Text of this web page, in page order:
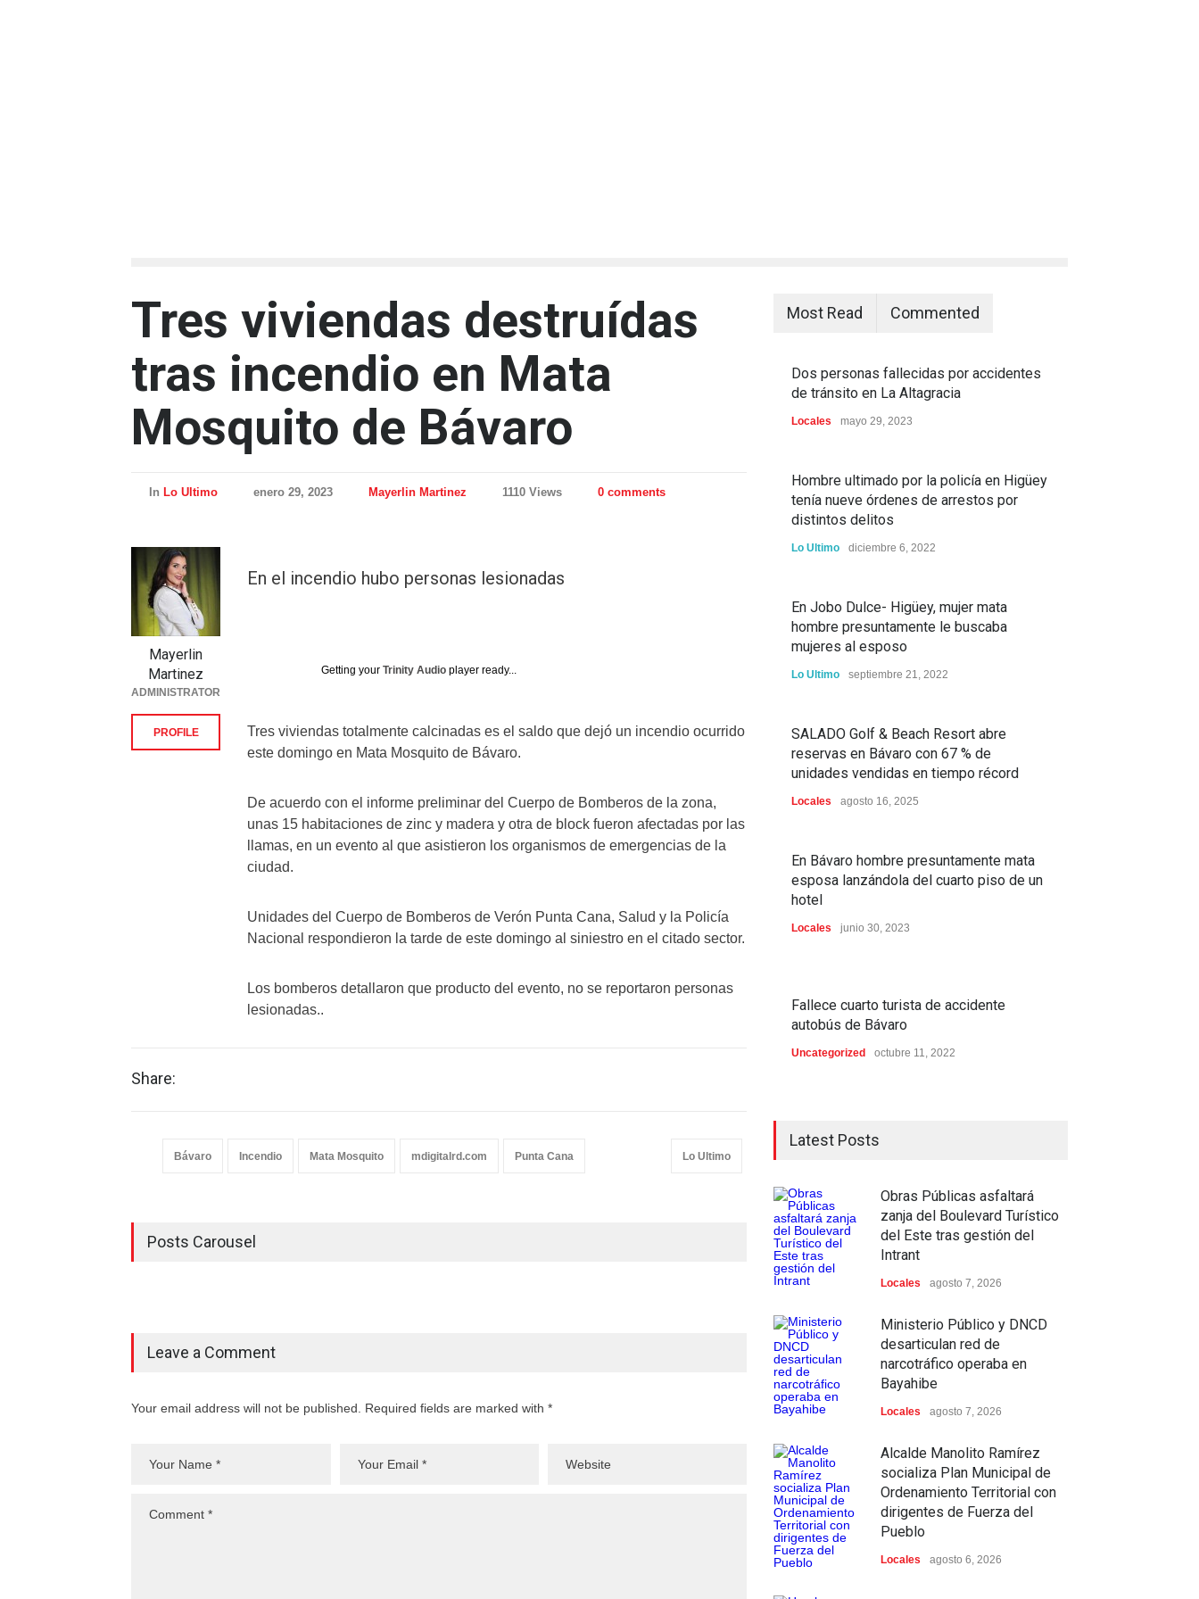
Tres viviendas destruídas
tras incendio en Mata
Mosquito de Bávaro
In Lo Ultimo enero 29, 2023 Mayerlin Martinez 1110 Views 0 comments
En el incendio hubo personas lesionadas
Getting your Trinity Audio player ready...
Tres viviendas totalmente calcinadas es el saldo que dejó un incendio ocurrido
este domingo en Mata Mosquito de Bávaro.
De acuerdo con el informe preliminar del Cuerpo de Bomberos de la zona,
unas 15 habitaciones de zinc y madera y otra de block fueron afectadas por las
llamas, en un evento al que asistieron los organismos de emergencias de la
ciudad.
Unidades del Cuerpo de Bomberos de Verón Punta Cana, Salud y la Policía
Nacional respondieron la tarde de este domingo al siniestro en el citado sector.
Los bomberos detallaron que producto del evento, no se reportaron personas
lesionadas..
Mayerlin
Martinez
ADMINISTRATOR
PROFILE
Share:
Bávaro Incendio Mata Mosquito mdigitalrd.com Punta Cana Lo Ultimo
Posts Carousel
Leave a Comment
Your email address will not be published. Required fields are marked with *
Most Read Commented
Dos personas fallecidas por accidentes
de tránsito en La Altagracia
Locales mayo 29, 2023
Hombre ultimado por la policía en Higüey
tenía nueve órdenes de arrestos por
distintos delitos
Lo Ultimo diciembre 6, 2022
En Jobo Dulce- Higüey, mujer mata
hombre presuntamente le buscaba
mujeres al esposo
Lo Ultimo septiembre 21, 2022
SALADO Golf & Beach Resort abre
reservas en Bávaro con 67 % de
unidades vendidas en tiempo récord
Locales agosto 16, 2025
En Bávaro hombre presuntamente mata
esposa lanzándola del cuarto piso de un
hotel
Locales junio 30, 2023
Fallece cuarto turista de accidente
autobús de Bávaro
Uncategorized octubre 11, 2022
Latest Posts
Obras Públicas asfaltará
zanja del Boulevard Turístico
del Este tras gestión del
Intrant
Locales agosto 7, 2026
Ministerio Público y DNCD
desarticulan red de
narcotráfico operaba en
Bayahibe
Locales agosto 7, 2026
Alcalde Manolito Ramírez
socializa Plan Municipal de
Ordenamiento Territorial con
dirigentes de Fuerza del
Pueblo
Locales agosto 6, 2026